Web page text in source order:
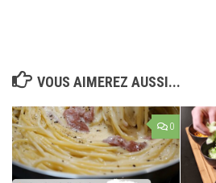
VOUS AIMEREZ AUSSI...
0